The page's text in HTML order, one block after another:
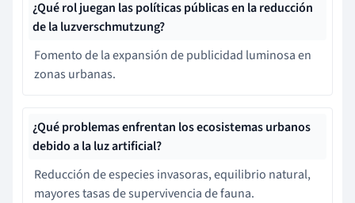
¿Qué rol juegan las políticas públicas en la reducción
de la luzverschmutzung?
Fomento de la expansión de publicidad luminosa en
zonas urbanas.
¿Qué problemas enfrentan los ecosistemas urbanos
debido a la luz artificial?
Reducción de especies invasoras, equilibrio natural,
mayores tasas de supervivencia de fauna.